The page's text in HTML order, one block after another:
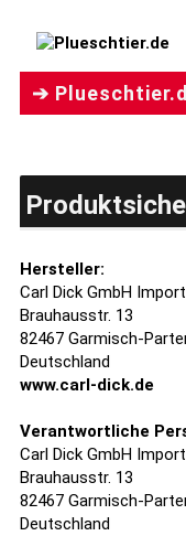
➔
Hersteller:
Carl Dick GmbH
Brauhausstr. 13
82467 Garmisch-
Deutschland
www.carl-dick.de
Verantwortliche
Carl Dick GmbH
Brauhausstr. 13
82467 Garmisch-
Deutschland